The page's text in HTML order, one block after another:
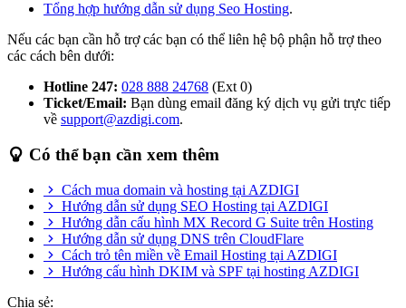
Tổng hợp hướng dẫn sử dụng Seo Hosting.
Nếu các bạn cần hỗ trợ các bạn có thể liên hệ bộ phận hỗ trợ theo
các cách bên dưới:
Hotline 247: 028 888 24768 (Ext 0)
Ticket/Email: Bạn dùng email đăng ký dịch vụ gửi trực tiếp
về support@azdigi.com.
Có thể bạn cần xem thêm
Cách mua domain và hosting tại AZDIGI
Hướng dẫn sử dụng SEO Hosting tại AZDIGI
Hướng dẫn cấu hình MX Record G Suite trên Hosting
Hướng dẫn sử dụng DNS trên CloudFlare
Cách trỏ tên miền về Email Hosting tại AZDIGI
Hướng cấu hình DKIM và SPF tại hosting AZDIGI
Chia sẻ: